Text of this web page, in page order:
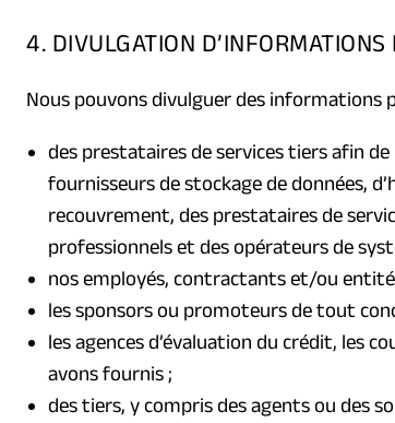
4. DIVULGATION
Nous pouvons divulguer des informations
des prestataires de services tiers afin
fournisseurs de stockage de données,
recouvrement, des prestataires de
professionnels et des opérateurs de
nos employés, contractants et/ou
les sponsors ou promoteurs de tout
les agences d’évaluation du crédit, les
avons fournis ;
des tiers, y compris des agents ou des